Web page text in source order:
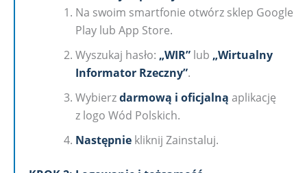
Na swoim smartfonie otwórz sklep Google
Play lub App Store.
Wyszukaj hasło: „WIR” lub „Wirtualny
Informator Rzeczny”.
Wybierzdarmową i oficjalną aplikację
z logo Wód Polskich.
Następnie kliknij Zainstaluj.